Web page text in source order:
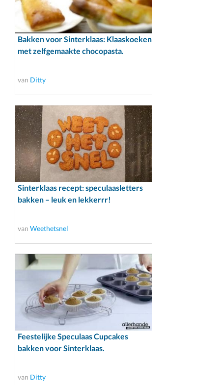
Bakken voor Sinterklaas: Klaaskoeken
met zelfgemaakte chocopasta.
van Ditty
Sinterklaas recept: speculaasletters
bakken – leuk en lekkerrr!
van Weethetsnel
Feestelijke Speculaas Cupcakes
bakken voor Sinterklaas.
van Ditty